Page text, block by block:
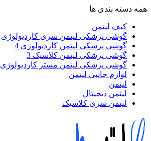
همه دسته بندی ها
کیف لیتمن
گوشی پزشکی لیتمن سری کاردیولوژی
گوشی پزشکی لیتمن کاردیولوژی 4
گوشی پزشکی لیتمن کلاسیک 3
گوشی پزشکی لیتمن مستر کاردیولوژی
لوازم جانبی لیتمن
لیتمن
لیتمن دیجیتال
لیتمن سری کلاسیک